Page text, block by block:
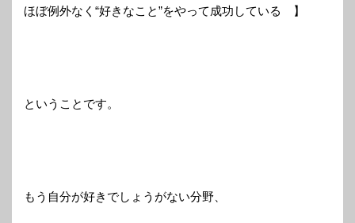
ほぼ例外なく“好きなこと”をやって成功している 】
ということです。
もう自分が好きでしょうがない分野、